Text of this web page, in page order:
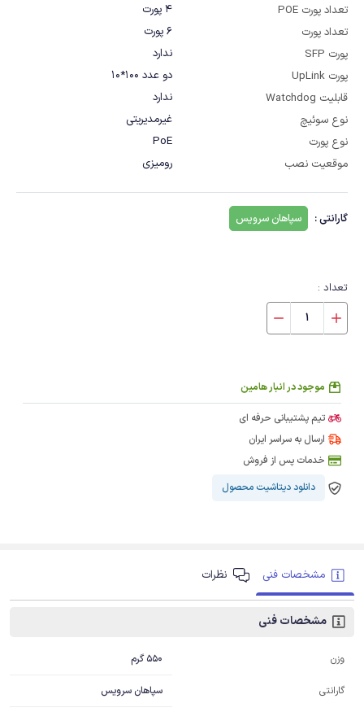
تعداد پورت POE
4 پورت
تعداد پورت
6 پورت
پورت SFP
ندارد
پورت UpLink
دو عدد 100*10
قابلیت Watchdog
ندارد
نوع سوئیچ
غیرمدیریتی
نوع پورت
PoE
موقعیت نصب
رومیزی
گارانتی : سپاهان سرویس
تعداد :
موجود در انبار هامین
تیم پشتیبانی حرفه ای
ارسال به سراسر ایران
خدمات پس از فروش
دانلود دیتاشیت محصول
مشخصات فنی نظرات
مشخصات فنی
وزن 550 گرم
گارانتی سپاهان سرویس